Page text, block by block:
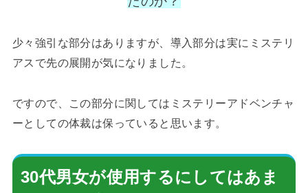
少々強引な部分はありますが、導入部分は実にミステリ
アスで先の展開が気になりました。
ですので、この部分に関してはミステリーアドベンチャ
ーとしての体裁は保っていると思います。
30代男女が使用するにしてはあま